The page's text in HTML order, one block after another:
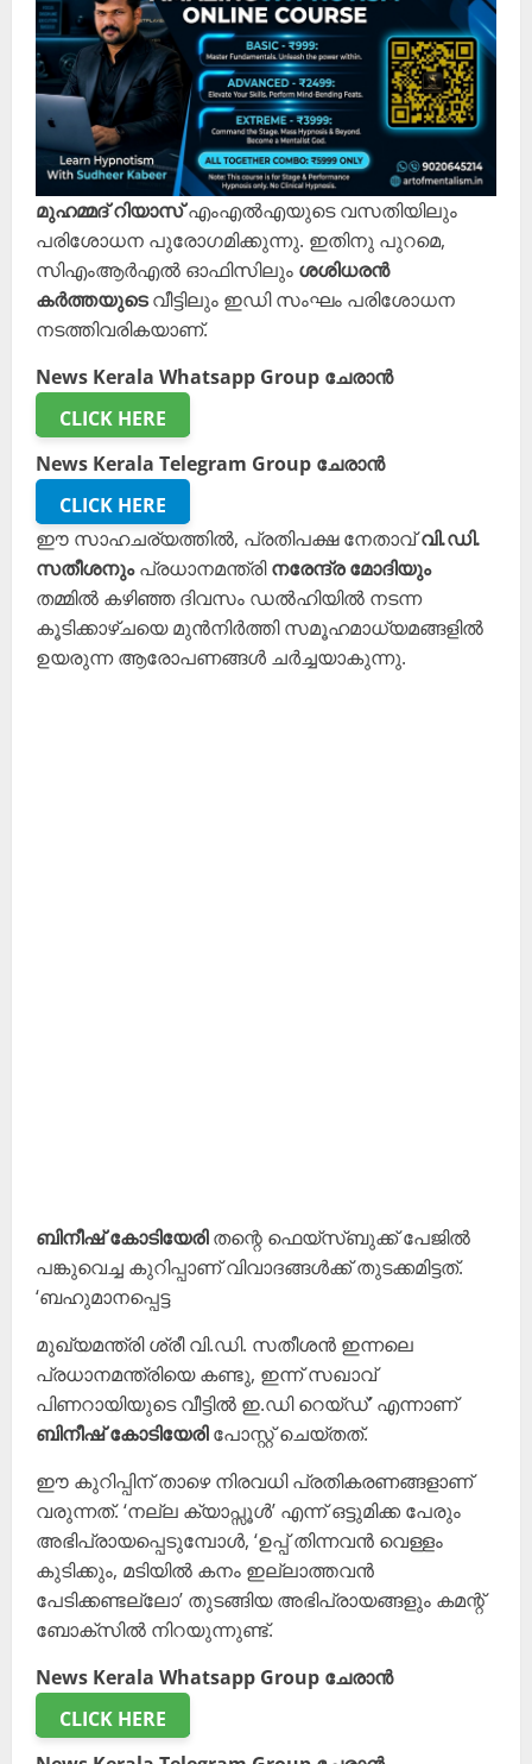
മുഹമ്മദ് റിയാസ്എംഎൽഎയുടെ വസതിയിലും
പരിശോധന പുരോഗമിക്കുന്നു. ഇതിനു പുറമെ,
സിഎംആർഎൽ ഓഫിസിലും ശശിധരൻ
കർത്തയുടെവീട്ടിലും ഇഡി സംഘം പരിശോധന
നടത്തിവരികയാണ്.
News Kerala Whatsapp Group ചേരാൻ
CLICK HERE
News Kerala Telegram Group ചേരാൻ
CLICK HERE
ഈ സാഹചര്യത്തിൽ, പ്രതിപക്ഷ നേതാവ്വി.ഡി.
സതീശനുംപ്രധാനമന്ത്രിനരേന്ദ്ര മോദിയും
തമ്മിൽ കഴിഞ്ഞ ദിവസം ഡൽഹിയിൽ നടന്ന
കൂടിക്കാഴ്ചയെ മുൻനിർത്തി സമൂഹമാധ്യമങ്ങളിൽ
ഉയരുന്ന ആരോപണങ്ങൾ ചർച്ചയാകുന്നു.
ബിനീഷ് കോടിയേരിതന്റെ ഫെയ്സ്ബുക്ക് പേജിൽ
പങ്കുവെച്ച കുറിപ്പാണ് വിവാദങ്ങൾക്ക് തുടക്കമിട്ടത്.
‘ബഹുമാനപ്പെട്ട
മുഖ്യമന്ത്രി ശ്രീ വി.ഡി. സതീശൻ ഇന്നലെ
പ്രധാനമന്ത്രിയെ കണ്ടു, ഇന്ന് സഖാവ്
പിണറായിയുടെ വീട്ടിൽ ഇ.ഡി റെയ്ഡ്’ എന്നാണ്
ബിനീഷ് കോടിയേരിപോസ്റ്റ് ചെയ്തത്.
ഈ കുറിപ്പിന് താഴെ നിരവധി പ്രതികരണങ്ങളാണ്
വരുന്നത്. ‘നല്ല ക്യാപ്സൂൾ’ എന്ന് ഒട്ടുമിക്ക പേരും
അഭിപ്രായപ്പെടുമ്പോൾ, ‘ഉപ്പ് തിന്നവൻ വെള്ളം
കുടിക്കും, മടിയിൽ കനം ഇല്ലാത്തവൻ
പേടിക്കണ്ടല്ലോ’ തുടങ്ങിയ അഭിപ്രായങ്ങളും കമന്റ്
ബോക്സിൽ നിറയുന്നുണ്ട്.
News Kerala Whatsapp Group ചേരാൻ
CLICK HERE